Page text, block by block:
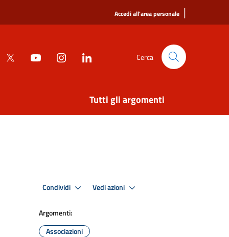
Accedi all'area personale |
Cerca
Tutti gli argomenti
Condividi Vedi azioni
Argomenti:
Associazioni